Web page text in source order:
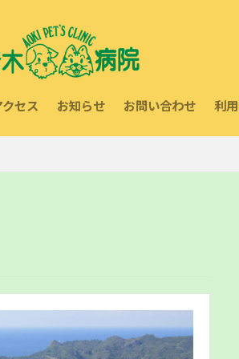
クセス お知らせ お問い合わせ 利